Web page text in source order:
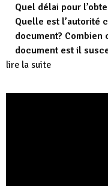
Quel délai pour
Quelle est l’autorité
document?
document est il
lire la suite